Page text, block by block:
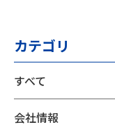
カテゴリ
すべて
会社情報